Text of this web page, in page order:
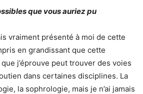
que vous auriez pu
vraiment présenté à moi de cette
en grandissant que cette
j’éprouve peut trouver des voies
dans certaines disciplines. La
la sophrologie, mais je n’ai jamais